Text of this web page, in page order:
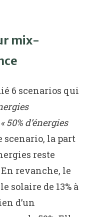
mix-
6 scenarios qui
« 50% d’énergies
scenario, la part
reste
En revanche, le
solaire de 13% à
d’un